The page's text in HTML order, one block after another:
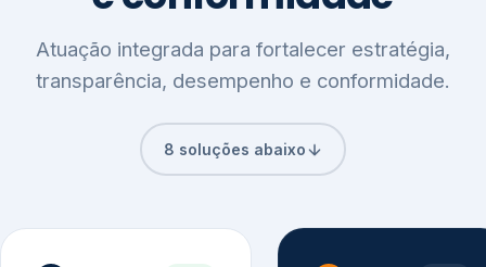
Atuação integrada para fortalecer estratégia,
transparência, desempenho e conformidade.
8 soluções abaixo